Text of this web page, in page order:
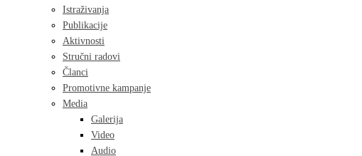
Istraživanja
Publikacije
Aktivnosti
Stručni radovi
Članci
Promotivne kampanje
Media
Galerija
Video
Audio